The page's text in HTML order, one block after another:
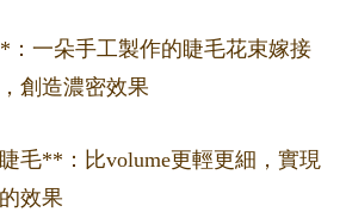
：一朵手工製作的睫毛花束嫁接
創造濃密效果
毛**：比volume更輕更細，實現
效果